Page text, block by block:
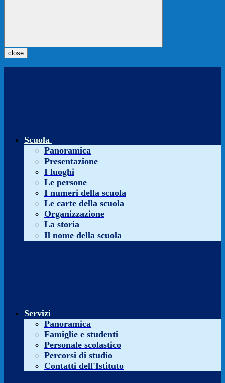
close
Scuola
Panoramica
Presentazione
I luoghi
Le persone
I numeri della scuola
Le carte della scuola
Organizzazione
La storia
Il nome della scuola
Servizi
Panoramica
Famiglie e studenti
Personale scolastico
Percorsi di studio
Contatti dell'Istituto